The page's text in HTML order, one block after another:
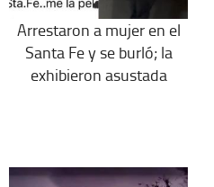
Arrestaron a mujer en el
Santa Fe y se burló; la
exhibieron asustada